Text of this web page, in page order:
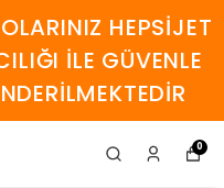
HEPSİJET
GÜVENLE
0